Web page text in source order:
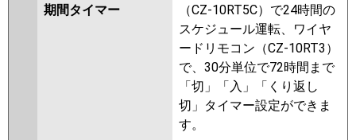
期間タイマー
（CZ-10RT5C）で24時間の
スケジュール運転、ワイヤ
ードリモコン（CZ-10RT3）
で、30分単位で72時間まで
「切」「入」「くり返し
切」タイマー設定ができま
す。